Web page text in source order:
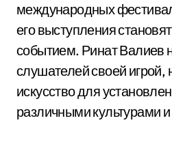
международных
его выступления
событием. Ринат Валиев
слушателей своей игрой,
искусство для
различными культурами